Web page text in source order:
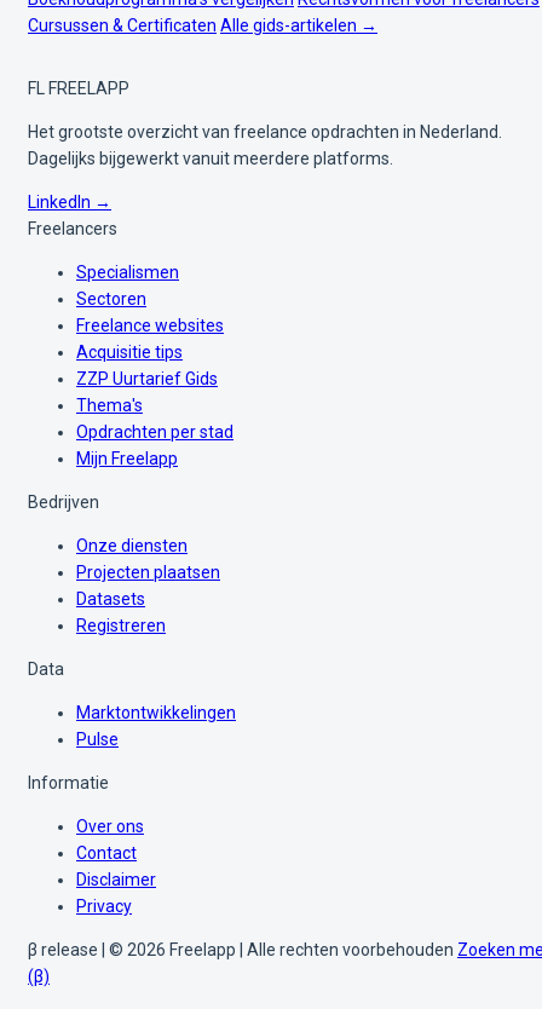
Cursussen & Certificaten Alle gids-artikelen →
FL FREELAPP
Het grootste overzicht van freelance opdrachten in Nederland.
Dagelijks bijgewerkt vanuit meerdere platforms.
LinkedIn →
Freelancers
Specialismen
Sectoren
Freelance websites
Acquisitie tips
ZZP Uurtarief Gids
Thema's
Opdrachten per stad
Mijn Freelapp
Bedrijven
Onze diensten
Projecten plaatsen
Datasets
Registreren
Data
Marktontwikkelingen
Pulse
Informatie
Over ons
Contact
Disclaimer
Privacy
β release | © 2026 Freelapp | Alle rechten voorbehouden Zoeken
(β)